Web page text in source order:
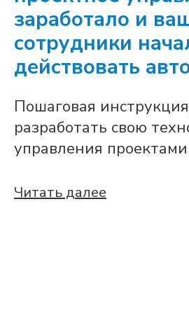
заработало и
сотрудники
действовать
Пошаговая
разработать свою
управления проектами
Читать далее